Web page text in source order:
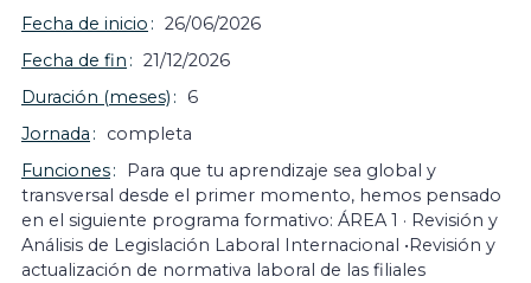
Fecha de inicio
26/06/2026
Fecha de fin
21/12/2026
Duración (meses)
6
Jornada
completa
Funciones
Para que tu aprendizaje sea global y
transversal desde el primer momento, hemos pensado
en el siguiente programa formativo: ÁREA 1 · Revisión y
Análisis de Legislación Laboral Internacional •Revisión y
actualización de normativa laboral de las filiales